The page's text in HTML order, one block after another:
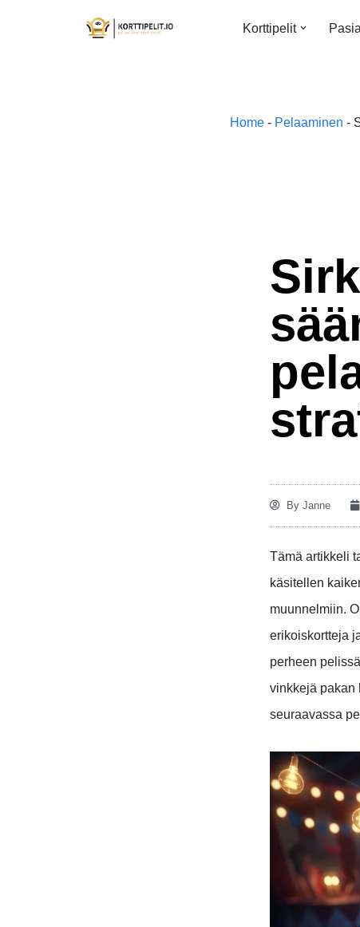
Korttipelit
Home- Pelaaminen -
ByJanne
Tämä artikkeli
käsitellen
muunnelmiin.
erikoiskortteja
perheen
vinkkejä pakan
seuraavassa